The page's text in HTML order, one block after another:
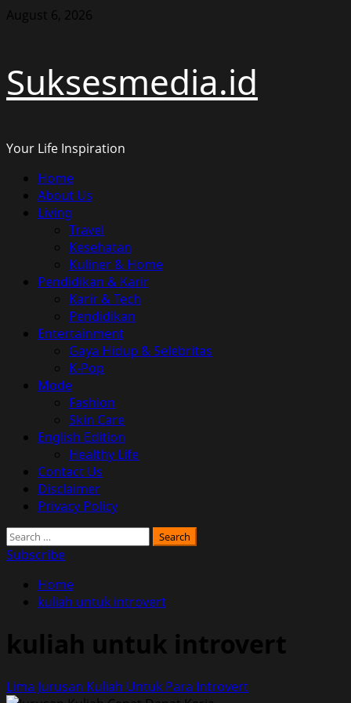
Skip
August 6, 2026
Suksesmedia.id
Your Life Inspiration
Primary
Menu
Home
About Us
Living
Travel
Kesehatan
Kuliner & Home
Pendidikan & Karir
Karir & Tech
Pendidikan
Entertainment
Gaya Hidup & Selebritas
K-Pop
Mode
Fashion
Skin Care
English Edition
Healthy Life
Contact Us
Disclaimer
Privacy Policy
Search
for:
Subscribe
Home
kuliah untuk introvert
kuliah untuk introvert
Lima Jurusan Kuliah Untuk Para Introvert